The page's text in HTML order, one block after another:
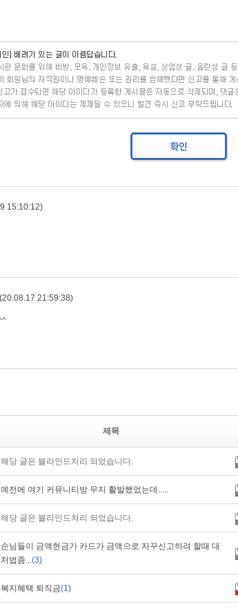
제목
해당 글은 블라인드처리 되었습니다.
예전에 여기 커뮤니티방 무지 활발했었는데.....
해당 글은 블라인드처리 되었습니다.
손님들이 금액현금가 카드가 금액으로 자꾸신고하려 할때 대
처법좀...(3)
복지혜택 퇴직금(1)